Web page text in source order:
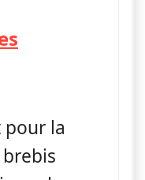
ferme
pour la